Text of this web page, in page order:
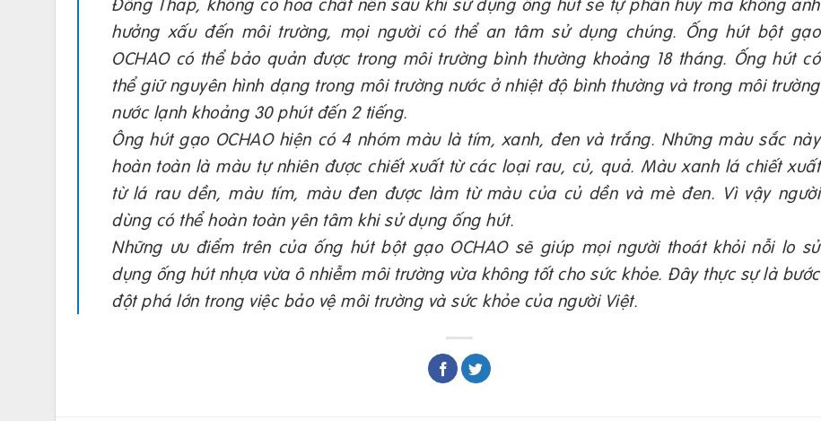
hưởng xấu đến môi trường, mọi người có thể an tâm sử dụng chúng. Ống hút bột gạo
OCHAO có thể bảo quản được trong môi trường bình thường khoảng 18 tháng. Ống hút có
thể giữ nguyên hình dạng trong môi trường nước ở nhiệt độ bình thường và trong môi trường
nước lạnh khoảng 30 phút đến 2 tiếng.
Ông hút gạo OCHAO hiện có 4 nhóm màu là tím, xanh, đen và trắng. Những màu sắc này
hoàn toàn là màu tự nhiên được chiết xuất từ các loại rau, củ, quả. Màu xanh lá chiết xuất
từ lá rau dền, màu tím, màu đen được làm từ màu của củ dền và mè đen. Vì vậy người
dùng có thể hoàn toàn yên tâm khi sử dụng ống hút.
Những ưu điểm trên của ống hút bột gạo OCHAO sẽ giúp mọi người thoát khỏi nỗi lo sử
dụng ống hút nhựa vừa ô nhiễm môi trường vừa không tốt cho sức khỏe. Đây thực sự là bước
đột phá lớn trong việc bảo vệ môi trường và sức khỏe của người Việt.